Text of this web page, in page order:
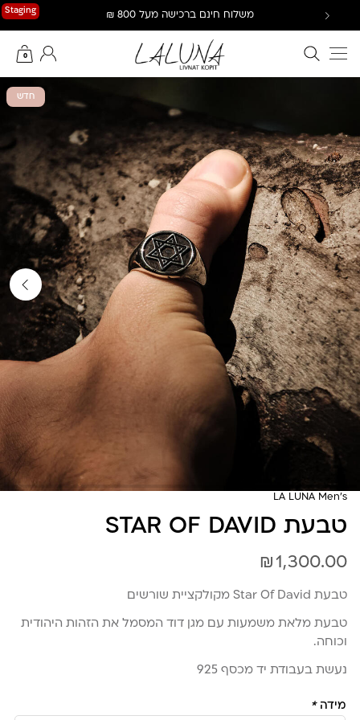
Staging משלוח חינם ברכישה מעל 800 ₪
חיפוש באתר
0
החשבון שלי
חדש
LA LUNA Men's
טבעת STAR OF DAVID
₪1,300.00
טבעת Star Of David מקולקציית שורשים
טבעת מלאת משמעות עם מגן דוד המסמל את הזהות היהודית
וכוחה.
נעשת בעבודת יד מכסף 925
מידה*